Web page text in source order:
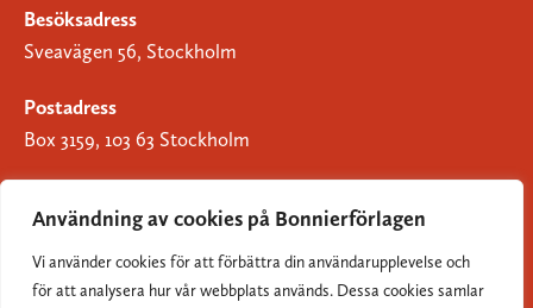
Användning av cookies på Bonnierförlagen
Vi använder cookies för att förbättra din användarupplevelse och
för att analysera hur vår webbplats används. Dessa cookies samlar
Besöksadress
Sveavägen 56, Stockholm
Postadress
Box 3159, 103 63 Stockholm
Om Bonnierförlagen